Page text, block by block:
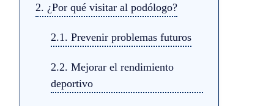
2. ¿Por qué visitar al podólogo?
2.1. Prevenir problemas futuros
2.2. Mejorar el rendimiento
deportivo